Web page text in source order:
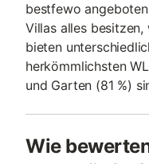
bestfewo
Villas alles
bieten
herkömmlichsten
und Garten (81 %)
Wie